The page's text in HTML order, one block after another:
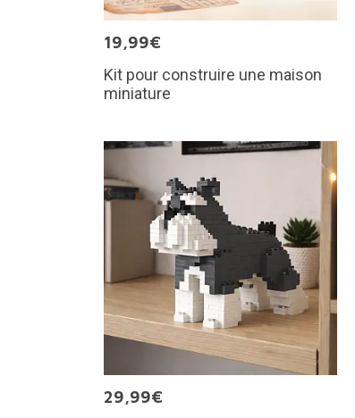
19,99€
Kit pour construire une maison
miniature
29,99€